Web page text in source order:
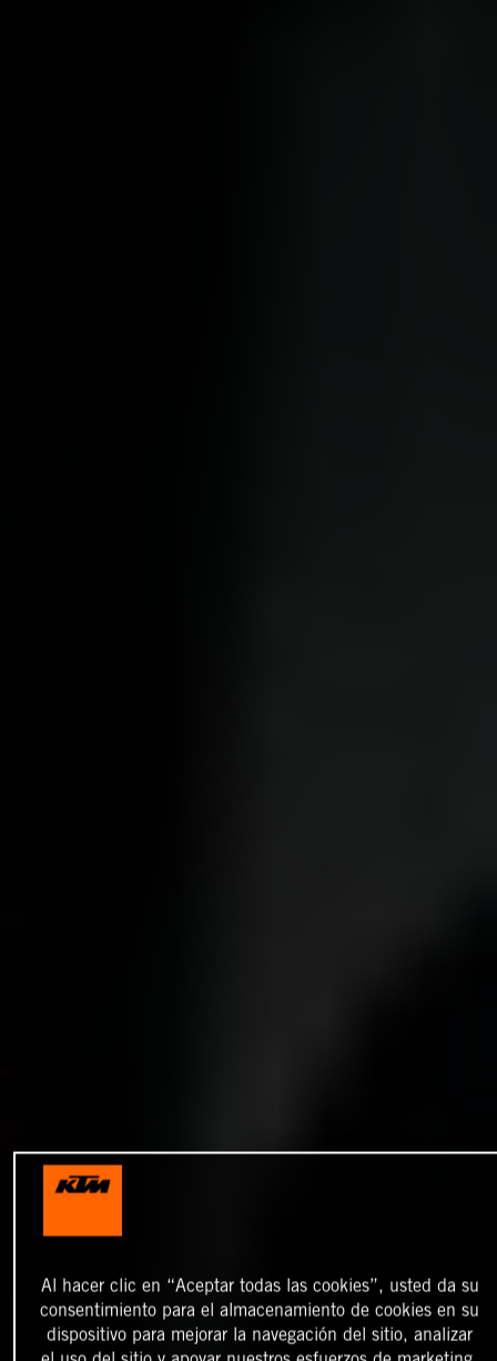
Al hacer clic en “Aceptar todas las cookies”, usted da su
consentimiento para el almacenamiento de cookies en su
dispositivo para mejorar la navegación del sitio, analizar